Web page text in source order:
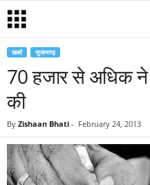
खबरें सुजानगढ़
70 हजार से अधिक ने
की
By Zishaan Bhati - February 24, 2013